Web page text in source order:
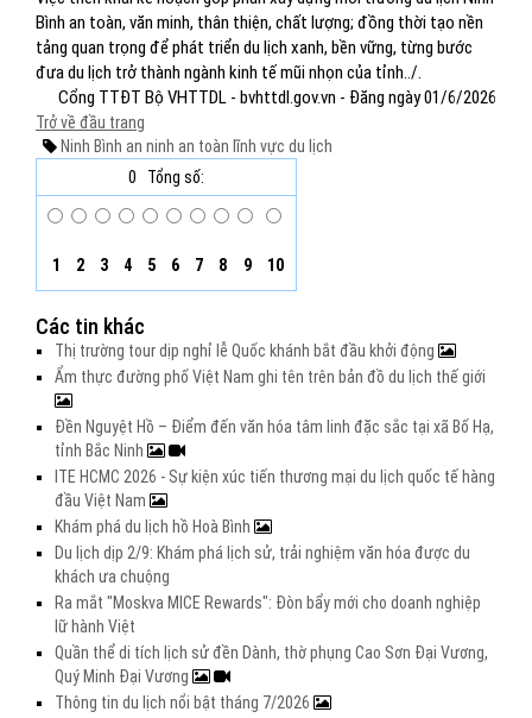
Bình an toàn, văn minh, thân thiện, chất lượng; đồng thời tạo nền
tảng quan trọng để phát triển du lịch xanh, bền vững, từng bước
đưa du lịch trở thành ngành kinh tế mũi nhọn của tỉnh../.
Cổng TTĐT Bộ VHTTDL - bvhttdl.gov.vn - Đăng ngày 01/6/2026
Trở về đầu trang
Ninh Bình an ninh an toàn lĩnh vực du lịch
0
Tổng số:
1 2 3 4 5 6 7 8 9 10
Các tin khác
Thị trường tour dịp nghỉ lễ Quốc khánh bắt đầu khởi động
Ẩm thực đường phố Việt Nam ghi tên trên bản đồ du lịch thế giới
Đền Nguyệt Hồ – Điểm đến văn hóa tâm linh đặc sắc tại xã Bố Hạ,
tỉnh Bắc Ninh
ITE HCMC 2026 - Sự kiện xúc tiến thương mại du lịch quốc tế hàng
đầu Việt Nam
Khám phá du lịch hồ Hoà Bình
Du lịch dịp 2/9: Khám phá lịch sử, trải nghiệm văn hóa được du
khách ưa chuộng
Ra mắt "Moskva MICE Rewards": Đòn bẩy mới cho doanh nghiệp
lữ hành Việt
Quần thể di tích lịch sử đền Dành, thờ phụng Cao Sơn Đại Vương,
Quý Minh Đại Vương
Thông tin du lịch nổi bật tháng 7/2026